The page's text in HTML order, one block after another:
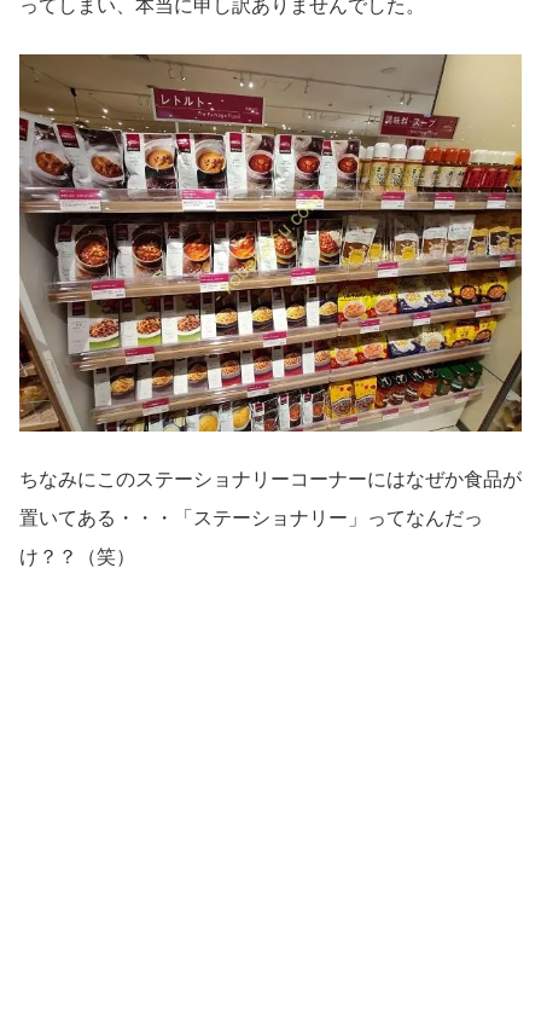
ってしまい、本当に申し訳ありませんでした。
ちなみにこのステーショナリーコーナーにはなぜか食品が
置いてある・・・「ステーショナリー」ってなんだっ
け？？（笑）